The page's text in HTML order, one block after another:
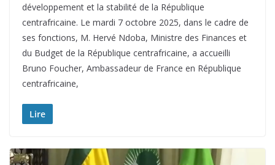
développement et la stabilité de la République
centrafricaine. Le mardi 7 octobre 2025, dans le cadre de
ses fonctions, M. Hervé Ndoba, Ministre des Finances et
du Budget de la République centrafricaine, a accueilli
Bruno Foucher, Ambassadeur de France en République
centrafricaine,
Lire